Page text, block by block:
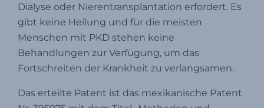
Dialyse oder Nierentransplantation erfordert. Es
gibt keine Heilung und für die meisten
Menschen mit PKD stehen keine
Behandlungen zur Verfügung, um das
Fortschreiten der Krankheit zu verlangsamen.
Das erteilte Patent ist das mexikanische Patent